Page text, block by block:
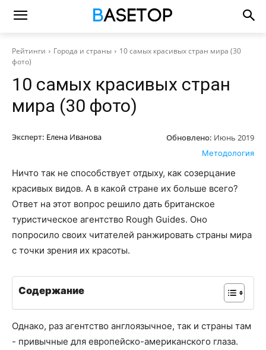
Рейтинги Города и страны
10 самых красивых стран мира (30
фото)
10 самых красивых стран
мира (30 фото)
Эксперт: Елена Иванова Обновлено: Июнь 2019
Методология
Ничто так не способствует отдыху, как созерцание
красивых видов. А в какой стране их больше всего?
Ответ на этот вопрос решило дать британское
туристическое агентство Rough Guides. Оно
попросило своих читателей ранжировать страны мира
с точки зрения их красоты.
Содержание
Однако, раз агентство англоязычное, так и страны там
- привычные для европейско-американского глаза.